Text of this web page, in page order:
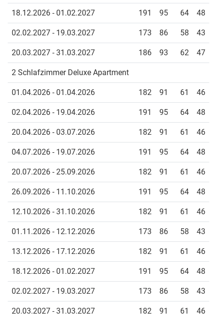
18.12.2026 - 01.02.2027 191 95 64 48
02.02.2027 - 19.03.2027 173 86 58 43
20.03.2027 - 31.03.2027 186 93 62 47
2 Schlafzimmer Deluxe Apartment
01.04.2026 - 01.04.2026 182 91 61 46
02.04.2026 - 19.04.2026 191 95 64 48
20.04.2026 - 03.07.2026 182 91 61 46
04.07.2026 - 19.07.2026 191 95 64 48
20.07.2026 - 25.09.2026 182 91 61 46
26.09.2026 - 11.10.2026 191 95 64 48
12.10.2026 - 31.10.2026 182 91 61 46
01.11.2026 - 12.12.2026 173 86 58 43
13.12.2026 - 17.12.2026 182 91 61 46
18.12.2026 - 01.02.2027 191 95 64 48
02.02.2027 - 19.03.2027 173 86 58 43
20.03.2027 - 31.03.2027 182 91 61 46